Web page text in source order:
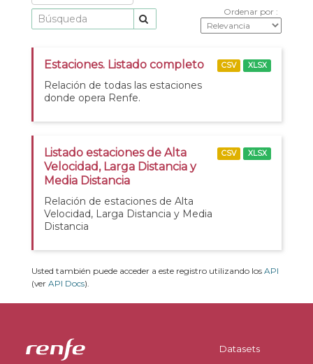
Ordenar por
Estaciones. Listado completo
Relación de todas las estaciones
donde opera Renfe.
CSV XLSX
Listado estaciones de Alta
Velocidad, Larga Distancia y
Media Distancia
Relación de estaciones de Alta
Velocidad, Larga Distancia y Media
Distancia
CSV XLSX
Usted también puede acceder a este registro utilizando los API
(ver API Docs).
Datasets